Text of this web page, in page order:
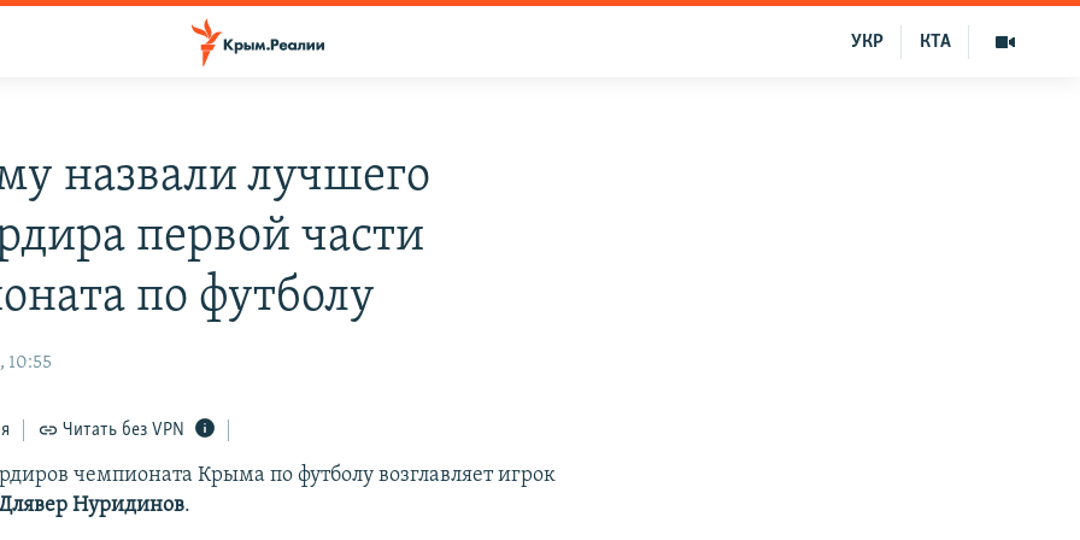
КТА
УКР
назвали лучшего
первой части
по футболу
10:55
Читать без VPN
чемпионата Крыма по футболу возглавляет игрок
Нуридинов.